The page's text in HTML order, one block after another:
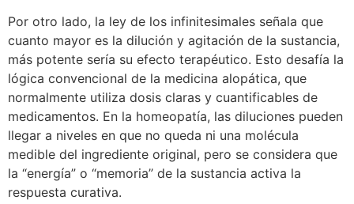
Por otro lado, la ley de los infinitesimales señala que
cuanto mayor es la dilución y agitación de la sustancia,
más potente sería su efecto terapéutico. Esto desafía la
lógica convencional de la medicina alopática, que
normalmente utiliza dosis claras y cuantificables de
medicamentos. En la homeopatía, las diluciones pueden
llegar a niveles en que no queda ni una molécula
medible del ingrediente original, pero se considera que
la “energía” o “memoria” de la sustancia activa la
respuesta curativa.